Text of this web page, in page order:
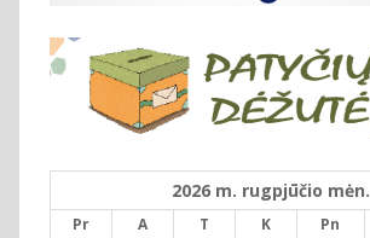
2026 m. rugpjūčio mėn.
Pr A T K Pn